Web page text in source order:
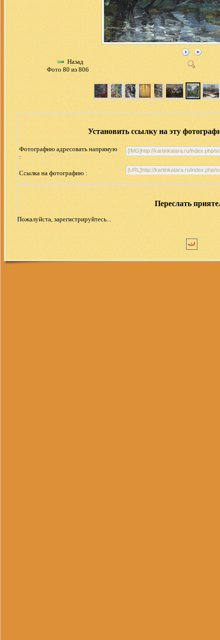
Назад
Фото 80 из 806
Установить ссылку на эту
Фотографию адресовать напрямую
:
Ссылка на фотографию :
Переслать
Пожалуйста, зарегистрируйтесь...